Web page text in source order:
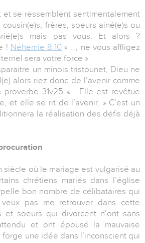
et se ressemblent sentimentalement
cousin(e)s, frères, soeurs ainé(e)s ou
mais pas vous. Et alors ?
! Néhemie 8:10 « …, ne vous affligez
sera votre force »
un minois tristounet, Dieu ne
alors riez donc de l’avenir comme
proverbe 31v25 « …Elle est revêtue
et elle se rit de l’avenir. » C’est un
la réalisation des défis déjà
siècle où le mariage est vulgarisé au
chrétiens mariés dans l’église
bon nombre de célibataires qui
pas me retrouver dans cette
et soeurs qui divorcent n’ont sans
et ont épousé la mauvaise
forge une idée dans l’inconscient qui